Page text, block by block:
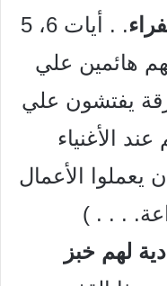
. . أيات 6، 5
هائمين علي
يفتشون علي
الأغنياء
يعملوا الأعمال
. . . )
لهم خبز